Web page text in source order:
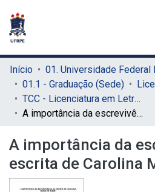
Início
01.1 - Graduação (Sede)
TCC - Licenciatura em Letras (Sede)
A importância da escrevivência na escrita de Carolina Maria de Jesus
A importância da
escrita de Carolina